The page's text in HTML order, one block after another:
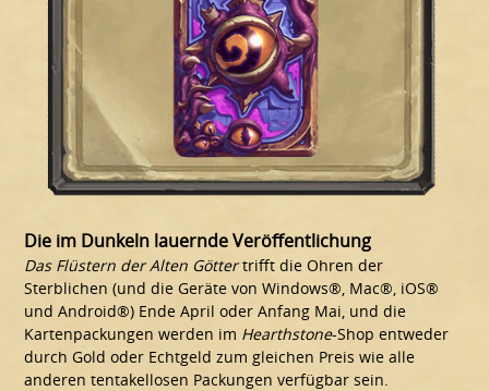
Die im Dunkeln lauernde Veröffentlichung
Das Flüstern der Alten Göttertrifft die Ohren der
Sterblichen (und die Geräte von Windows®, Mac®, iOS®
und Android®) Ende April oder Anfang Mai, und die
Kartenpackungen werden im Hearthstone-Shop entweder
durch Gold oder Echtgeld zum gleichen Preis wie alle
anderen tentakellosen Packungen verfügbar sein.